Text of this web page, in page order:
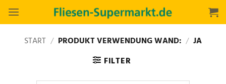
Zum
Inhalt
START / PRODUKT VERWENDUNG WAND: / JA
FILTER